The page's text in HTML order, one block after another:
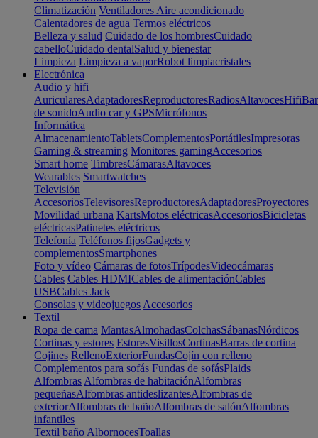
Climatización Ventiladores Aire acondicionado
Calentadores de agua Termos eléctricos
Belleza y salud Cuidado de los hombresCuidado
cabelloCuidado dentalSalud y bienestar
Limpieza Limpieza a vaporRobot limpiacristales
Electrónica
Audio y hifi
AuricularesAdaptadoresReproductoresRadiosAltavocesHifi
de sonidoAudio car y GPSMicrófonos
Informática
AlmacenamientoTabletsComplementosPortátilesImpresoras
Gaming & streaming Monitores gamingAccesorios
Smart home TimbresCámarasAltavoces
Wearables Smartwatches
Televisión
AccesoriosTelevisoresReproductoresAdaptadoresProyectores
Movilidad urbana KartsMotos eléctricasAccesoriosBicicletas
eléctricasPatinetes eléctricos
Telefonía Teléfonos fijosGadgets y
complementosSmartphones
Foto y vídeo Cámaras de fotosTrípodesVideocámaras
Cables Cables HDMICables de alimentaciónCables
USBCables Jack
Consolas y videojuegos Accesorios
Textil
Ropa de cama MantasAlmohadasColchasSábanasNórdicos
Cortinas y estores EstoresVisillosCortinasBarras de cortina
Cojines RellenoExteriorFundasCojín con relleno
Complementos para sofás Fundas de sofásPlaids
Alfombras Alfombras de habitaciónAlfombras
pequeñasAlfombras antideslizantesAlfombras de
exteriorAlfombras de bañoAlfombras de salónAlfombras
infantiles
Textil baño AlbornocesToallas